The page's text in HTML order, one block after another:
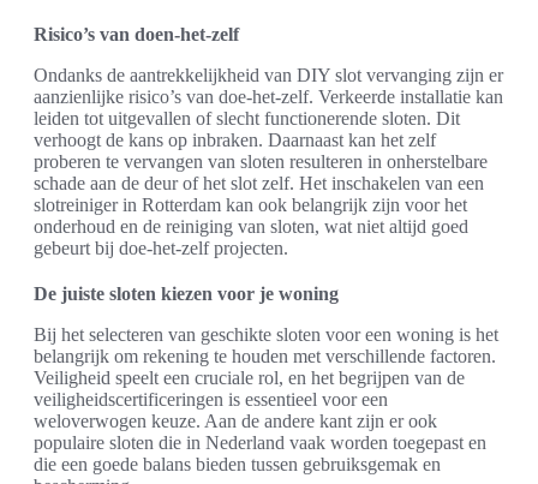
Risico’s van doen-het-zelf
Ondanks de aantrekkelijkheid van DIY slot vervanging zijn er
aanzienlijke risico’s van doe-het-zelf. Verkeerde installatie kan
leiden tot uitgevallen of slecht functionerende sloten. Dit
verhoogt de kans op inbraken. Daarnaast kan het zelf
proberen te vervangen van sloten resulteren in onherstelbare
schade aan de deur of het slot zelf. Het inschakelen van een
slotreiniger in Rotterdam kan ook belangrijk zijn voor het
onderhoud en de reiniging van sloten, wat niet altijd goed
gebeurt bij doe-het-zelf projecten.
De juiste sloten kiezen voor je woning
Bij het selecteren van geschikte sloten voor een woning is het
belangrijk om rekening te houden met verschillende factoren.
Veiligheid speelt een cruciale rol, en het begrijpen van de
veiligheidscertificeringen is essentieel voor een
weloverwogen keuze. Aan de andere kant zijn er ook
populaire sloten die in Nederland vaak worden toegepast en
die een goede balans bieden tussen gebruiksgemak en